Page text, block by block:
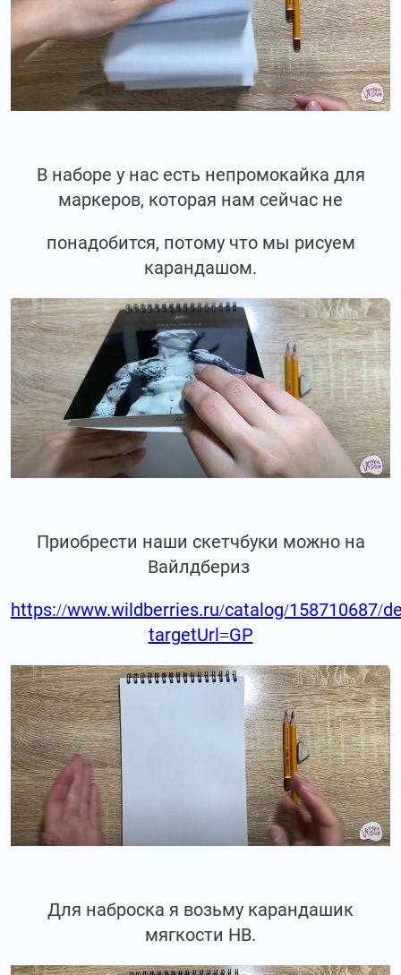
В наборе у нас есть непромокайка для
маркеров, которая нам сейчас не
понадобится, потому что мы рисуем
карандашом.
Приобрести наши скетчбуки можно на
Вайлдбериз
https://www.wildberries.ru/catalog/158710687/
targetUrl=GP
Для наброска я возьму карандашик
мягкости НВ.